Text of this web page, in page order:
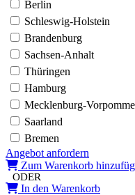
Berlin
Schleswig-Holstein
Brandenburg
Sachsen-Anhalt
Thüringen
Hamburg
Mecklenburg-
Saarland
Bremen
Angebot anfordern
Zum Warenkorb
ODER
In den Warenkorb